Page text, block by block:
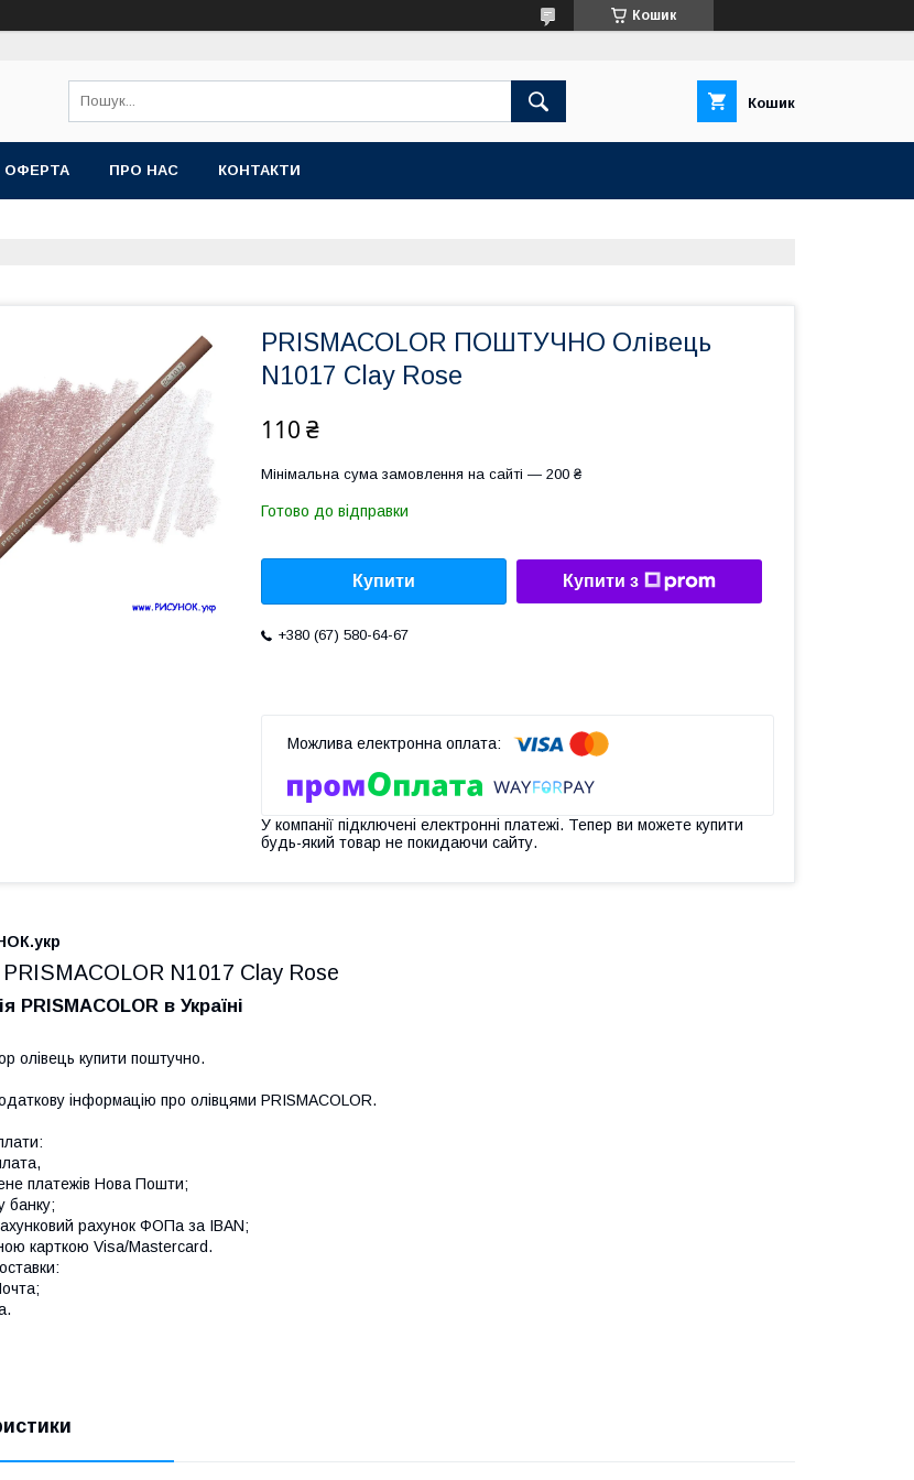
Кошик
Кошик
ОФЕРТА ПРО НАС КОНТАКТИ
PRISMACOLOR ПОШТУЧНО Олівець
N1017 Clay Rose
110 ₴
Мінімальна сума замовлення на сайті — 200 ₴
Готово до відправки
Купити Купити з
+380 (67) 580-64-67
У компанії підключені електронні платежі. Тепер ви можете купити
будь-який товар не покидаючи сайту.
PRISMACOLOR N1017 Clay Rose
PRISMACOLOR в Україні
олівець купити поштучно.
інформацію про олівцями PRISMACOLOR.
платежів Нова Пошти;
банку;
рахунок ФОПа за IBAN;
карткою Visa/Mastercard.